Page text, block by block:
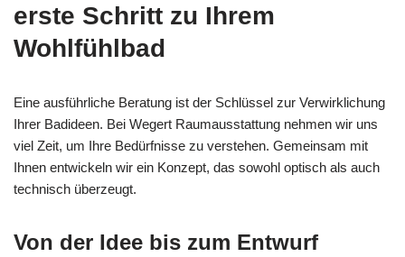
erste Schritt zu Ihrem
Wohlfühlbad
Eine ausführliche Beratung ist der Schlüssel zur Verwirklichung
Ihrer Badideen. Bei Wegert Raumausstattung nehmen wir uns
viel Zeit, um Ihre Bedürfnisse zu verstehen. Gemeinsam mit
Ihnen entwickeln wir ein Konzept, das sowohl optisch als auch
technisch überzeugt.
Von der Idee bis zum Entwurf